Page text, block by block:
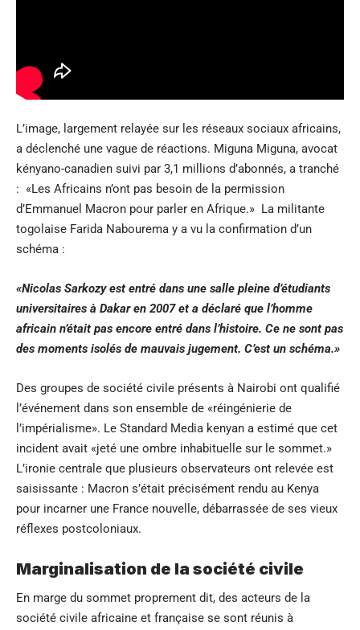
L’image, largement relayée sur les réseaux sociaux africains,
a déclenché une vague de réactions. Miguna Miguna, avocat
kényano-canadien suivi par 3,1 millions d’abonnés, a tranché
: «Les Africains n’ont pas besoin de la permission
d’Emmanuel Macron pour parler en Afrique.» La militante
togolaise Farida Nabourema y a vu la confirmation d’un
schéma :
«Nicolas Sarkozy est entré dans une salle pleine d’étudiants
universitaires à Dakar en 2007 et a déclaré que l’homme
africain n’était pas encore entré dans l’histoire. Ce ne sont pas
des moments isolés de mauvais jugement. C’est un schéma.»
Des groupes de société civile présents à Nairobi ont qualifié
l’événement dans son ensemble de «réingénierie de
l’impérialisme». Le Standard Media kenyan a estimé que cet
incident avait «jeté une ombre inhabituelle sur le sommet.»
L’ironie centrale que plusieurs observateurs ont relevée est
saisissante : Macron s’était précisément rendu au Kenya
pour incarner une France nouvelle, débarrassée de ses vieux
réflexes postcoloniaux.
Marginalisation de la société civile
En marge du sommet proprement dit, des acteurs de la
société civile africaine et française se sont réunis à